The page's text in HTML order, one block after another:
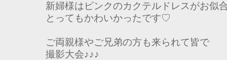
新婦様はピンクのカクテルドレスがお似
とってもかわいかったです♡
ご両親様やご兄弟の方も来られて皆で
撮影大会♪♪♪